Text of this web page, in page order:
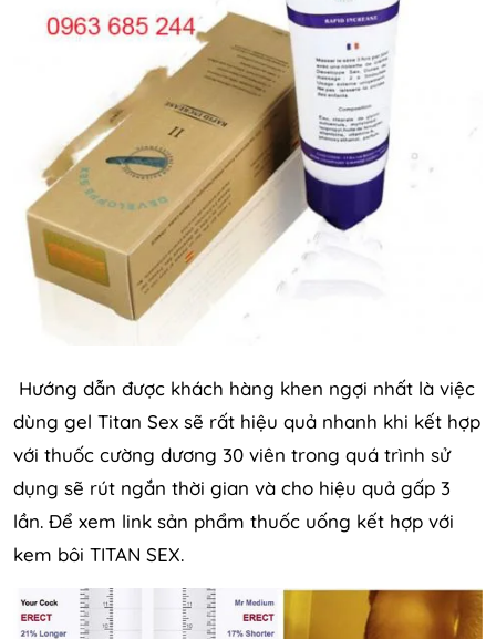
Hướng dẫn được khách hàng khen ngợi nhất là việc
dùng gel Titan Sex sẽ rất hiệu quả nhanh khi kết hợp
với thuốc cường dương 30 viên trong quá trình sử
dụng sẽ rút ngắn thời gian và cho hiệu quả gấp 3
lần. Để xem link sản phẩm thuốc uống kết hợp với
kem bôi TITAN SEX.